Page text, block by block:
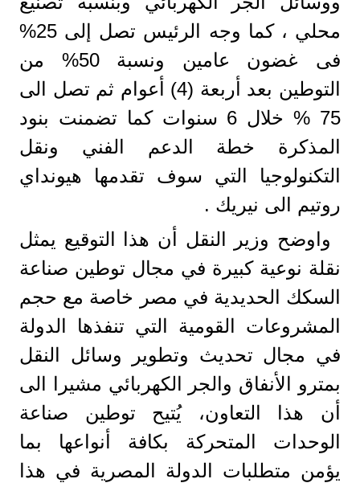
محلي ، كما وجه الرئيس تصل إلى 25%
فى غضون عامين ونسبة 50% من
التوطين بعد أربعة (4) أعوام ثم تصل الى
75 % خلال 6 سنوات كما تضمنت بنود
المذكرة خطة الدعم الفني ونقل
التكنولوجيا التي سوف تقدمها هيونداي
روتيم الى نيريك .
واوضح وزير النقل أن هذا التوقيع يمثل
نقلة نوعية كبيرة في مجال توطين صناعة
السكك الحديدية في مصر خاصة مع حجم
المشروعات القومية التي تنفذها الدولة
في مجال تحديث وتطوير وسائل النقل
بمترو الأنفاق والجر الكهربائي مشيرا الى
أن هذا التعاون، يُتيح توطين صناعة
الوحدات المتحركة بكافة أنواعها بما
يؤمن متطلبات الدولة المصرية في هذا